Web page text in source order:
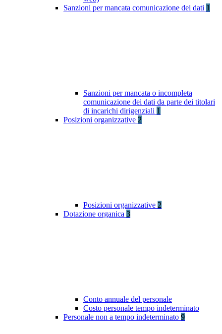
Sanzioni per mancata comunicazione dei dati 1
Sanzioni per mancata o incompleta
comunicazione dei dati da parte dei titolari
di incarichi dirigenziali 1
Posizioni organizzative 2
Posizioni organizzative 2
Dotazione organica 3
Conto annuale del personale
Costo personale tempo indeterminato
Personale non a tempo indeterminato 9